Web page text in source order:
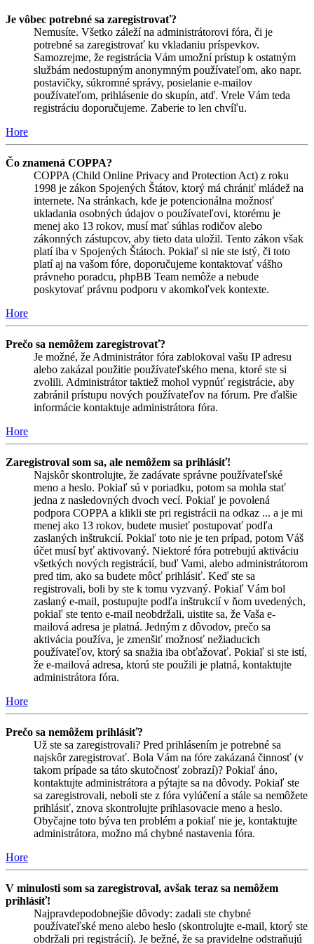
Je vôbec potrebné sa zaregistrovať?
Nemusíte. Všetko záleží na administrátorovi fóra, či je
potrebné sa zaregistrovať ku vkladaniu príspevkov.
Samozrejme, že registrácia Vám umožní prístup k ostatným
službám nedostupným anonymným používateľom, ako napr.
postavičky, súkromné správy, posielanie e-mailov
používateľom, prihlásenie do skupín, atď. Vrele Vám teda
registráciu doporučujeme. Zaberie to len chvíľu.
Hore
Čo znamená COPPA?
COPPA (Child Online Privacy and Protection Act) z roku
1998 je zákon Spojených Štátov, ktorý má chrániť mládež na
internete. Na stránkach, kde je potencionálna možnosť
ukladania osobných údajov o používateľovi, ktorému je
menej ako 13 rokov, musí mať súhlas rodičov alebo
zákonných zástupcov, aby tieto data uložil. Tento zákon však
platí iba v Spojených Štátoch. Pokiaľ si nie ste istý, či toto
platí aj na vašom fóre, doporučujeme kontaktovať vášho
právneho poradcu, phpBB Team nemôže a nebude
poskytovať právnu podporu v akomkoľvek kontexte.
Hore
Prečo sa nemôžem zaregistrovať?
Je možné, že Administrátor fóra zablokoval vašu IP adresu
alebo zakázal použitie používateľského mena, ktoré ste si
zvolili. Administrátor taktiež mohol vypnúť registrácie, aby
zabránil prístupu nových používateľov na fórum. Pre ďalšie
informácie kontaktuje administrátora fóra.
Hore
Zaregistroval som sa, ale nemôžem sa prihlásiť!
Najskôr skontrolujte, že zadávate správne používateľské
meno a heslo. Pokiaľ sú v poriadku, potom sa mohla stať
jedna z nasledovných dvoch vecí. Pokiaľ je povolená
podpora COPPA a klikli ste pri registrácii na odkaz ... a je mi
menej ako 13 rokov, budete musieť postupovať podľa
zaslaných inštrukcií. Pokiaľ toto nie je ten prípad, potom Váš
účet musí byť aktivovaný. Niektoré fóra potrebujú aktiváciu
všetkých nových registrácií, buď Vami, alebo administrátorom
pred tim, ako sa budete môcť prihlásiť. Keď ste sa
registrovali, boli by ste k tomu vyzvaný. Pokiaľ Vám bol
zaslaný e-mail, postupujte podľa inštrukcií v ňom uvedených,
pokiaľ ste tento e-mail neobdržali, uistite sa, že Vaša e-
mailová adresa je platná. Jedným z dôvodov, prečo sa
aktivácia používa, je zmenšiť možnosť nežiaducich
používateľov, ktorý sa snažia iba obťažovať. Pokiaľ si ste istí,
že e-mailová adresa, ktorú ste použili je platná, kontaktujte
administrátora fóra.
Hore
Prečo sa nemôžem prihlásiť?
Už ste sa zaregistrovali? Pred prihlásením je potrebné sa
najskôr zaregistrovať. Bola Vám na fóre zakázaná činnosť (v
takom prípade sa táto skutočnosť zobrazí)? Pokiaľ áno,
kontaktujte administrátora a pýtajte sa na dôvody. Pokiaľ ste
sa zaregistrovali, neboli ste z fóra vylúčení a stále sa nemôžete
prihlásiť, znova skontrolujte prihlasovacie meno a heslo.
Obyčajne toto býva ten problém a pokiaľ nie je, kontaktujte
administrátora, možno má chybné nastavenia fóra.
Hore
V minulosti som sa zaregistroval, avšak teraz sa nemôžem
prihlásiť!
Najpravdepodobnejšie dôvody: zadali ste chybné
používateľské meno alebo heslo (skontrolujte e-mail, ktorý ste
obdržali pri registrácií). Je bežné, že sa pravidelne odstraňujú